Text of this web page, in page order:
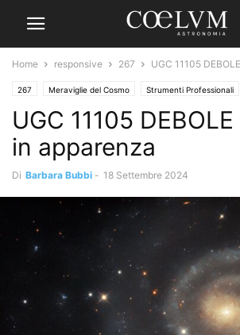
Home responsive 267 UGC 11105
267 Meraviglie del Cosmo Strumenti Professionali
UGC 11105
in apparenza
Di Barbara Bubbi - 18 Settembre 2024